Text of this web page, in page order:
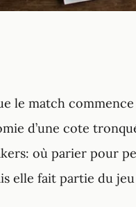
le match commence
d’une cote
où parier pour
elle fait partie du jeu